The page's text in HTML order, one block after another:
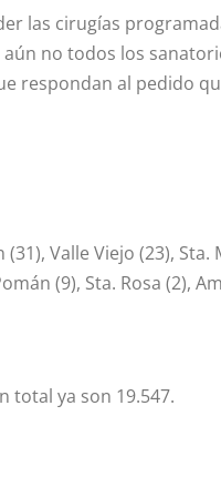
las cirugías
no todos los
respondan al pedido
Valle Viejo (23),
(9), Sta. Rosa (2),
total ya son 19.547.